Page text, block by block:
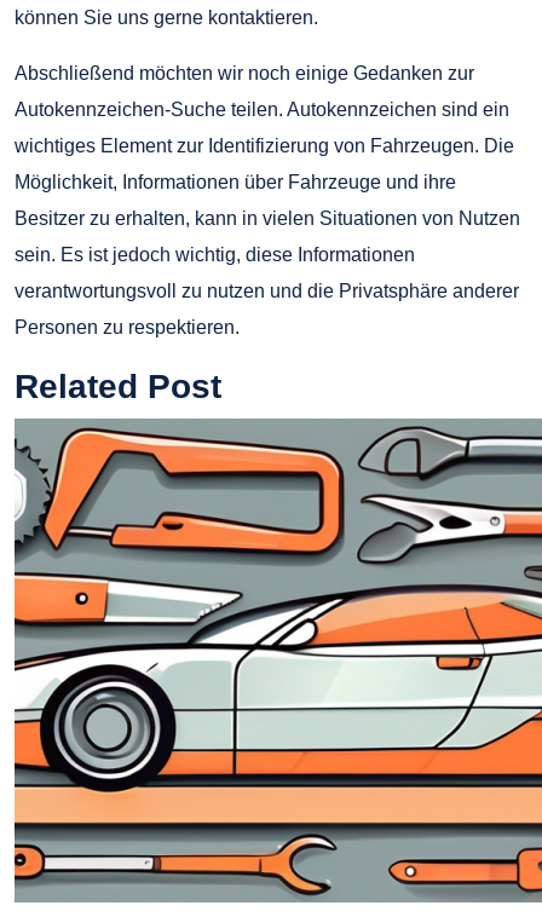
können Sie uns gerne kontaktieren.
Abschließend möchten wir noch einige Gedanken zur
Autokennzeichen-Suche teilen. Autokennzeichen sind ein
wichtiges Element zur Identifizierung von Fahrzeugen. Die
Möglichkeit, Informationen über Fahrzeuge und ihre
Besitzer zu erhalten, kann in vielen Situationen von Nutzen
sein. Es ist jedoch wichtig, diese Informationen
verantwortungsvoll zu nutzen und die Privatsphäre anderer
Personen zu respektieren.
Related Post